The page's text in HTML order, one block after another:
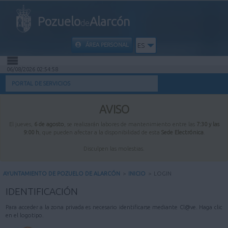
PozuelodeAlarcón
ÁREA PERSONAL ES
INICIO
INFORMACIÓN PÚBLICA
MI CARPETA
06/08/2026 02:54:58
PORTAL DE SERVICIOS
AVISO
El jueves, 6 de agosto , se realizarán labores de mantenimiento entre las
7:30 y las
9:00 h , que pueden afectar a la disponibilidad de esta Sede Electrónica
Disculpen las molestias.
AYUNTAMIENTO DE POZUELO DE ALARCÓN > INICIO > LOGIN
IDENTIFICACIÓN
Para acceder a la zona privada es necesario identificarse mediante Cl@ve. Haga clic
en el logotipo.